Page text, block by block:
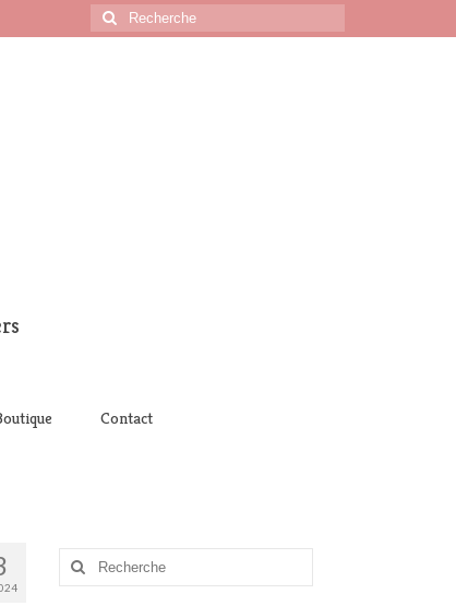
Rechercher
:
Contact
Rechercher